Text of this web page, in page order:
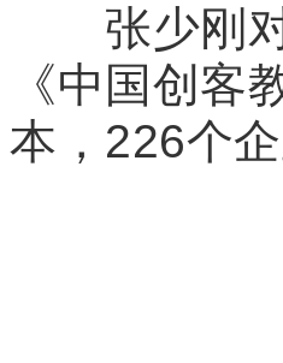
张少刚对
《中国创
本，226个